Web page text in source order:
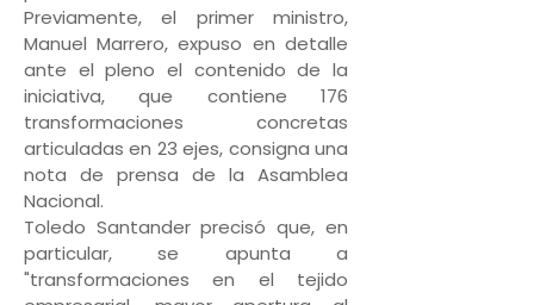
Previamente, el primer ministro,
Manuel Marrero, expuso en detalle
ante el pleno el contenido de la
iniciativa, que contiene 176
transformaciones concretas
articuladas en 23 ejes, consigna una
nota de prensa de la Asamblea
Nacional.
Toledo Santander precisó que, en
particular, se apunta a
"transformaciones en el tejido